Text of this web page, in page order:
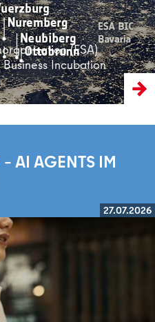
(ESA)
Incubation
AI AGENTS IM
27.07.2026